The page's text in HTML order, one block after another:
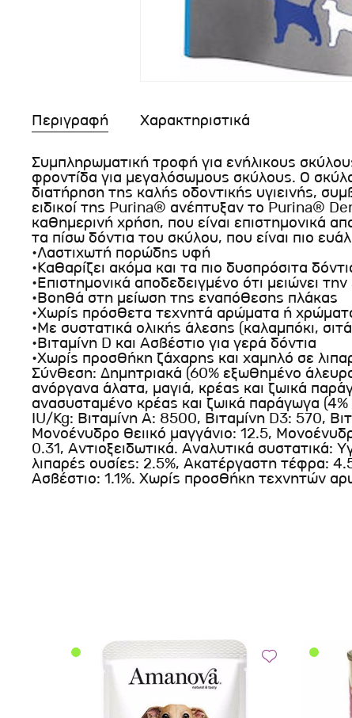
Περιγραφή Χαρακτηριστικά
Συμπληρωματική τροφή για ενήλικους
φροντίδα για μεγαλόσωμους σκύλους. Ο
διατήρηση της καλής οδοντικής υγιεινής,
ειδικοί της Purina® ανέπτυξαν το Purina®
καθημερινή χρήση, που είναι επιστημονικά
τα πίσω δόντια του σκύλου, που είναι πιο
•Λαστιχωτή πορώδης υφή
•Καθαρίζει ακόμα και τα πιο δυσπρόσιτα
•Επιστημονικά αποδεδειγμένο ότι μειώνει
•Βοηθά στη μείωση της εναπόθεσης πλάκας
•Χωρίς πρόσθετα τεχνητά αρώματα ή
•Με συστατικά ολικής άλεσης (καλαμπόκι,
•Βιταμίνη D και Ασβέστιο για γερά δόντια
•Χωρίς προσθήκη ζάχαρης και χαμηλό σε
Σύνθεση: Δημητριακά (60% εξωθημένο
ανόργανα άλατα, μαγιά, κρέας και ζωικά
ανασυσταμένο κρέας και ζωικά παράγωγα
IU/Kg: Βιταμίνη Α: 8500, Βιταμίνη D3: 570,
Μονοένυδρο θειικό μαγγάνιο: 12.5,
0.31, Αντιοξειδωτικά. Αναλυτικά συστατικά:
λιπαρές ουσίες: 2.5%, Ακατέργαστη τέφρα:
Ασβέστιο: 1.1%. Χωρίς προσθήκη τεχνητών